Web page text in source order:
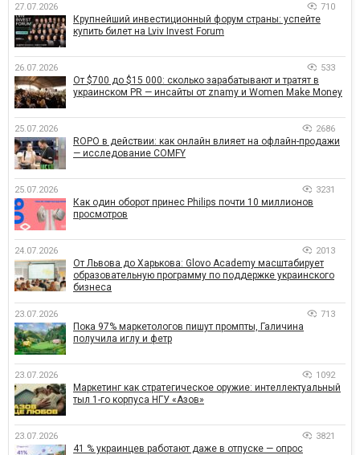
27.07.2026 710
Крупнейший инвестиционный форум страны: успейте
купить билет на Lviv Invest Forum
26.07.2026 533
От $700 до $15 000: сколько зарабатывают и тратят в
украинском PR — инсайты от znamy и Women Make Money
25.07.2026 2686
ROPO в действии: как онлайн влияет на офлайн-продажи
— исследование COMFY
25.07.2026 3231
Как один оборот принес Philips почти 10 миллионов
просмотров
24.07.2026 2013
От Львова до Харькова: Glovo Academy масштабирует
образовательную программу по поддержке украинского
бизнеса
23.07.2026 713
Пока 97% маркетологов пишут промпты, Галичина
получила иглу и фетр
23.07.2026 1092
Маркетинг как стратегическое оружие: интеллектуальный
тыл 1-го корпуса НГУ «Азов»
23.07.2026 3821
41 % украинцев работают даже в отпуске — опрос